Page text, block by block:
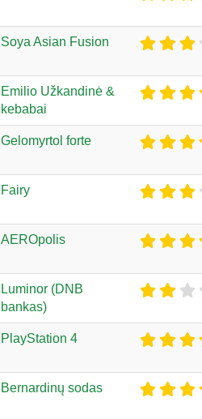
Soya Asian Fusion
Emilio Užkandinė &
kebabai
Gelomyrtol forte
Fairy
AEROpolis
Luminor (DNB
bankas)
PlayStation 4
Bernardinų sodas